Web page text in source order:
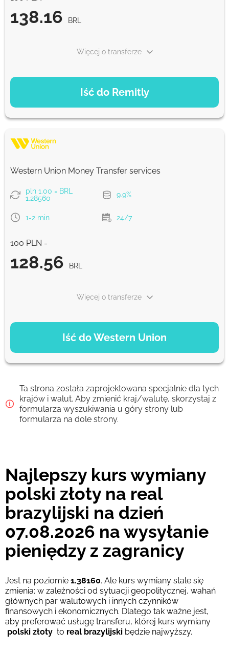
138.16 BRL
Iść do Remitly
Więcej o transferze
OPCJE PŁATNOŚCI
138.16 BRL 5 d
138.16 BRL
Prowizja Strumok, zawsze 0%
Western Union Money Transfer services
pln 1.00 = BRL
1.28560
9.9%
1-2 min 24/7
100 PLN =
128.56 BRL
Iść do Western Union
Więcej o transferze
OPCJE PŁATNOŚCI
128.56 BRL 1-2 min
Google Pay
128.56 BRL
Prowizja Strumok, zawsze 0%
Ta strona została zaprojektowana specjalnie dla tych
krajów i walut. Aby zmienić kraj/walutę, skorzystaj z
formularza wyszukiwania u góry strony lub
formularza na dole strony.
Najlepszy kurs wymiany
polski złoty na real
brazylijski na dzień
07.08.2026 na wysyłanie
pieniędzy z zagranicy
Jest na poziomie 1.38160. Ale kurs wymiany stale się
zmienia: w zależności od sytuacji geopolitycznej, wahań
głównych par walutowych i innych czynników
finansowych i ekonomicznych. Dlatego tak ważne jest,
aby preferować usługę transferu, której kurs wymiany
polski złoty to real brazylijski będzie najwyższy.